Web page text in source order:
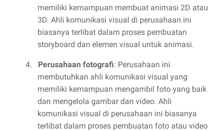
memiliki kemampuan membuat animasi 2D atau
3D. Ahli komunikasi visual di perusahaan ini
biasanya terlibat dalam proses pembuatan
storyboard dan elemen visual untuk animasi.
4. Perusahaan fotografi: Perusahaan ini
membutuhkan ahli komunikasi visual yang
memiliki kemampuan mengambil foto yang baik
dan mengelola gambar dan video. Ahli
komunikasi visual di perusahaan ini biasanya
terlibat dalam proses pembuatan foto atau video